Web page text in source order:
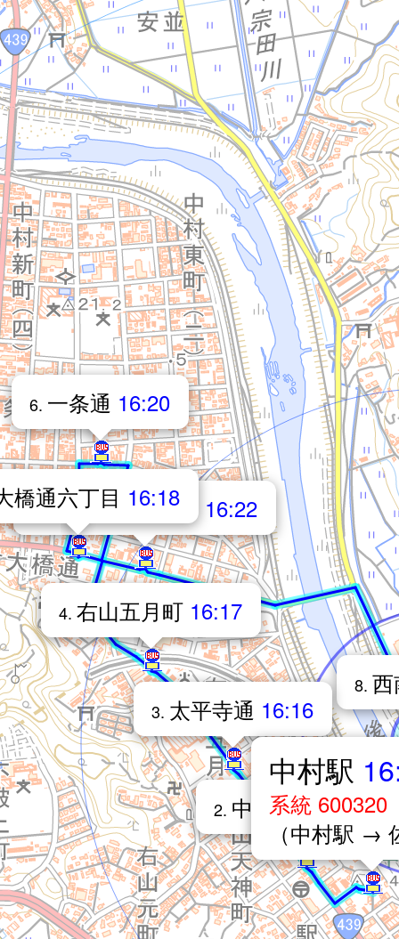
8.
7.中村四国電力前 16:22
6. 一条通 16:20
橋通六丁目 16:18
4. 右山五月町 16:17
3. 太平寺通 16:16
2. 中村駅前通16:16
中村駅
系統 600320
（中村駅 →